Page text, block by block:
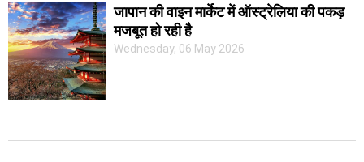
जापान की वाइन मार्केट में ऑस्ट्रेलिया की पकड़
मजबूत हो रही है
Wednesday, 06 May 2026